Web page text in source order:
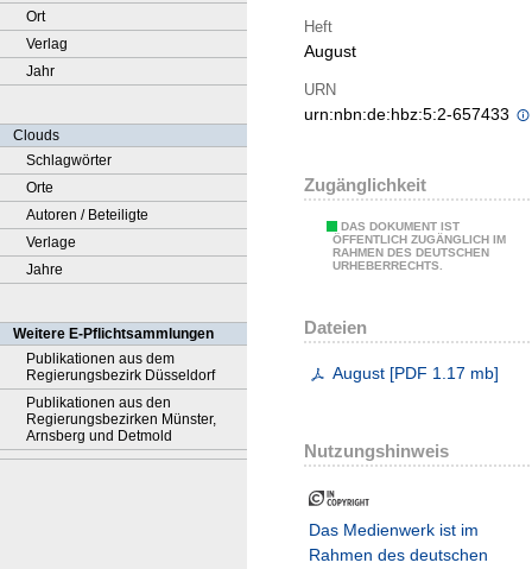
Ort
Verlag
Jahr
Clouds
Schlagwörter
Orte
Autoren / Beteiligte
Verlage
Jahre
Weitere E-Pflichtsammlungen
Publikationen aus dem
Regierungsbezirk Düsseldorf
Publikationen aus den
Regierungsbezirken Münster,
Arnsberg und Detmold
Heft
August
URN
urn:nbn:de:hbz:5:2-657433
Zugänglichkeit
DAS DOKUMENT IST
ÖFFENTLICH ZUGÄNGLICH IM
RAHMEN DES DEUTSCHEN
URHEBERRECHTS.
Dateien
August [PDF 1.17 mb]
Nutzungshinweis
Das Medienwerk ist im
Rahmen des deutschen